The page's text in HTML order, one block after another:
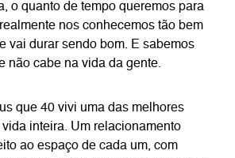
o quanto de tempo queremos para
nos conhecemos tão bem
vai durar sendo bom. E sabemos
não cabe na vida da gente.
que 40 vivi uma das melhores
inteira. Um relacionamento
ao espaço de cada um, com